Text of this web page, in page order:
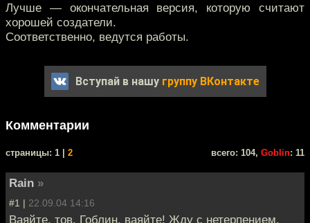
Лучше — окончательная версия, которую считают
хорошей создатели.
Соответственно, ведутся работы.
Вступай в нашу группу ВКонтакте
Комментарии
cтраницы: 1 | 2 всего: 104, Goblin: 11
Rain »
#1 | 22.09.04 14:16
Ваяйте, тов. Гоблин, ваяйте! Жду с нетерпением.